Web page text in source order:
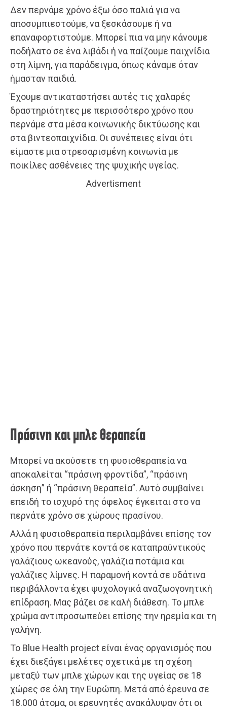
Δεν περνάμε χρόνο έξω όσο παλιά για να
αποσυμπιεστούμε, να ξεσκάσουμε ή να
επαναφορτιστούμε. Μπορεί πια να μην κάνουμε
ποδήλατο σε ένα λιβάδι ή να παίζουμε παιχνίδια
στη λίμνη, για παράδειγμα, όπως κάναμε όταν
ήμασταν παιδιά.
Έχουμε αντικαταστήσει αυτές τις χαλαρές
δραστηριότητες με περισσότερο χρόνο που
περνάμε στα μέσα κοινωνικής δικτύωσης και
στα βιντεοπαιχνίδια. Οι συνέπειες είναι ότι
είμαστε μια στρεσαρισμένη κοινωνία με
ποικίλες ασθένειες της ψυχικής υγείας.
Advertisment
Πράσινη και μπλε θεραπεία
Μπορεί να ακούσετε τη φυσιοθεραπεία να
αποκαλείται “πράσινη φροντίδα”, “πράσινη
άσκηση” ή “πράσινη θεραπεία”. Αυτό συμβαίνει
επειδή το ισχυρό της όφελος έγκειται στο να
περνάτε χρόνο σε χώρους πρασίνου.
Αλλά η φυσιοθεραπεία περιλαμβάνει επίσης τον
χρόνο που περνάτε κοντά σε καταπραϋντικούς
γαλάζιους ωκεανούς, γαλάζια ποτάμια και
γαλάζιες λίμνες. Η παραμονή κοντά σε υδάτινα
περιβάλλοντα έχει ψυχολογικά αναζωογονητική
επίδραση. Μας βάζει σε καλή διάθεση. Το μπλε
χρώμα αντιπροσωπεύει επίσης την ηρεμία και τη
γαλήνη.
Το Blue Health project είναι ένας οργανισμός που
έχει διεξάγει μελέτες σχετικά με τη σχέση
μεταξύ των μπλε χώρων και της υγείας σε 18
χώρες σε όλη την Ευρώπη. Μετά από έρευνα σε
18.000 άτομα, οι ερευνητές ανακάλυψαν ότι οι